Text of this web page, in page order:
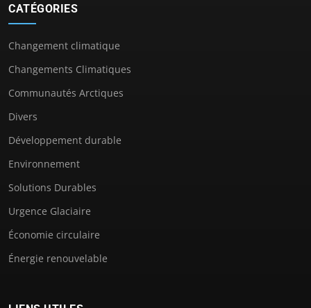
CATÉGORIES
Changement climatique
Changements Climatiques
Communautés Arctiques
Divers
Développement durable
Environnement
Solutions Durables
Urgence Glaciaire
Économie circulaire
Énergie renouvelable